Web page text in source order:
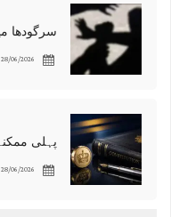
28/06/2026
28/06/2026